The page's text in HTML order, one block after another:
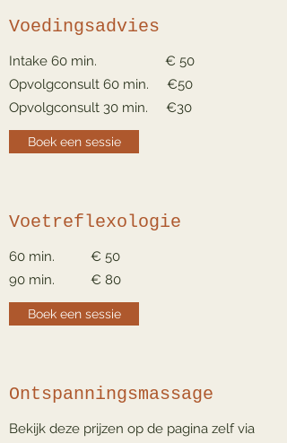
Voedingsadvies
Intake 60 min. € 50
Opvolgconsult 60 min. €50
Opvolgconsult 30 min. €30
Boek een sessie
Voetreflexologie
60 min. € 50
90 min. € 80
Boek een sessie
Ontspanningsmassage
Bekijk deze prijzen op de pagina zelf via